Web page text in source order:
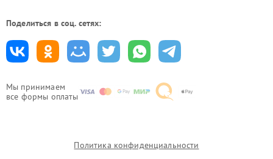
Мы принимаем
все формы оплаты
Поделиться в соц. сетях:
Политика конфиденциальности